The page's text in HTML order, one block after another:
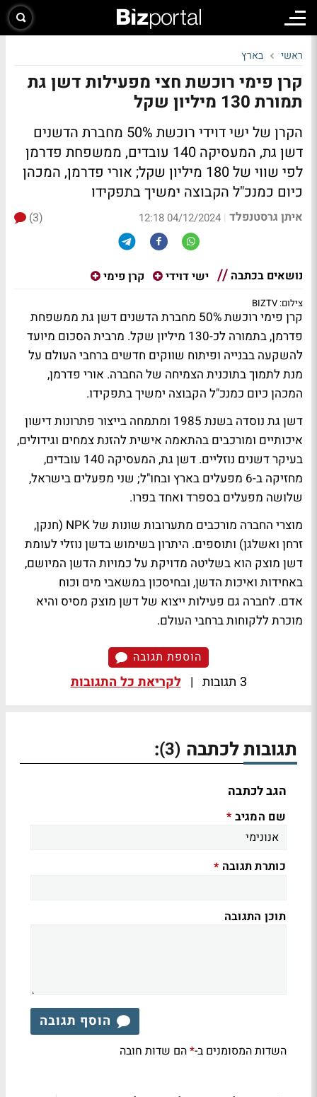
ראשי בארץ
קרן פימי רוכשת חצי מפעילות דשן גת
תמורת 130 מיליון שקל
הקרן של ישי דוידי רוכשת 50% מחברת הדשנים
דשן גת, המעסיקה 140 עובדים, ממשפחת פדרמן
לפי שווי של 180 מיליון שקל; אורי פדרמן, המכהן
כיום כמנכ"ל הקבוצה ימשיך בתפקידו
איתן גרסטנפלד |
04/12/2024 12:18
(3)
נושאים בכתבה ישי דוידי קרן פימי
צילום: BIZTV
קרן פימי רוכשת 50% מחברת הדשנים דשן גת ממשפחת
פדרמן, בתמורה לכ-130 מיליון שקל. מרבית הסכום מיועד
להשקעה בבנייה ופיתוח שווקים חדשים ברחבי העולם על
מנת לתמוך בתוכנית הצמיחה של החברה. אורי פדרמן,
המכהן כיום כמנכ"ל הקבוצה ימשיך בתפקידו.
דשן גת נוסדה בשנת 1985 ומתמחה בייצור פתרונות דישון
איכותיים ומורכבים בהתאמה אישית להזנת צמחים וגידולים,
בעיקר דשנים נוזליים. דשן גת, המעסיקה 140 עובדים,
מחזיקה ב-6 מפעלים בארץ ובחו"ל; שני מפעלים בישראל,
שלושה מפעלים בספרד ואחד בפרו.
מוצרי החברה מורכבים מתערובות שונות של NPK (חנקן,
זרחן ואשלגן) ותוספים. היתרון בשימוש בדשן נוזלי לעומת
דשן מוצק הוא בשליטה מדויקת על כמויות הדשן המיושם,
באחידות ואיכות הדשן, ובחיסכון במשאבי מים וכוח
אדם. לחברה גם פעילות ייצוא של דשן מוצק מסיס והיא
מוכרת ללקוחות ברחבי העולם.
הוספת תגובה
3 תגובות | לקריאת כל התגובות
תגובות לכתבה (3)
:
הגב לכתבה
שם המגיב *
כותרת תגובה *
תוכן התגובה
הוסף תגובה
השדות המסומנים ב-*הם שדות חובה